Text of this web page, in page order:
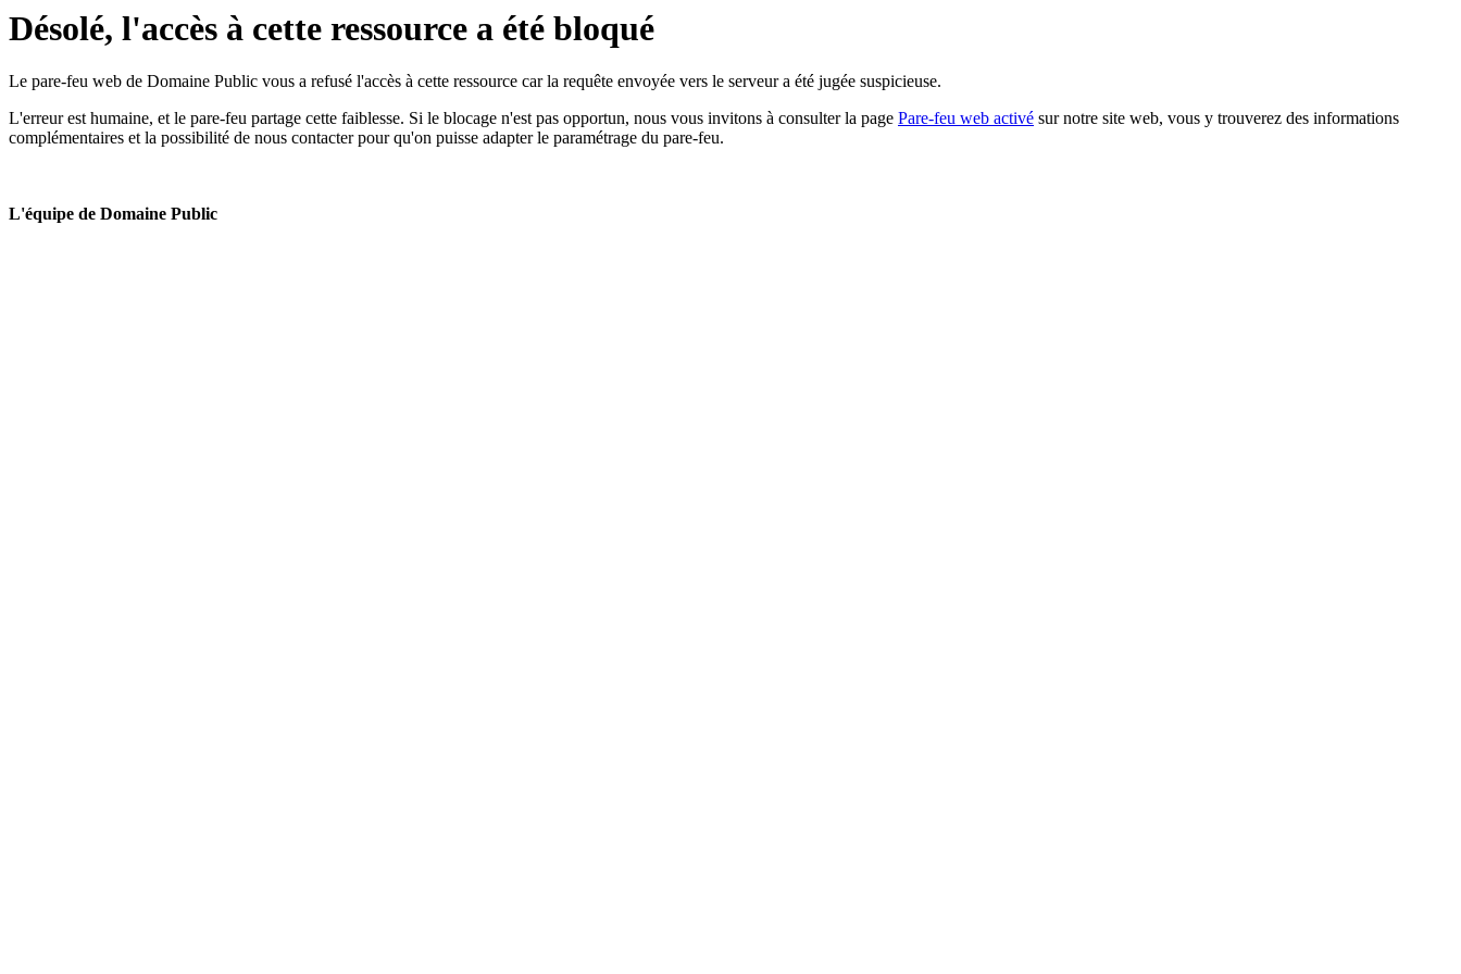
Désolé, l'accès à cette ressource a été bloqué
Le pare-feu web de Domaine Public vous a refusé l'accès à cette ressource car la requête envoyée vers le serveur a été jugée suspicieuse.
L'erreur est humaine, et le pare-feu partage cette faiblesse. Si le blocage n'est pas opportun, nous vous invitons à consulter la page Pare-feu web activé sur notre site web, vous y trouverez des informations
complémentaires et la possibilité de nous contacter pour qu'on puisse adapter le paramétrage du pare-feu.
L'équipe de Domaine Public